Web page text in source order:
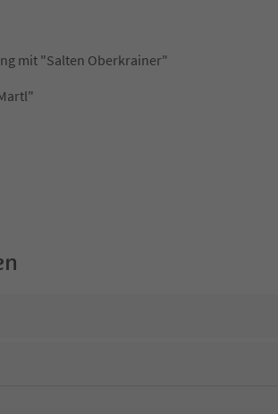
mit "Salten Oberkrainer"